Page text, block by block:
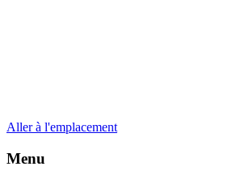
Aller à l'emplacement
Menu